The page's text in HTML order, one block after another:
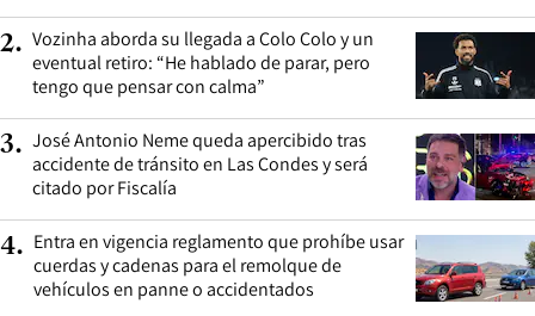
2. Vozinha aborda su llegada a Colo Colo y un
eventual retiro: “He hablado de parar, pero
tengo que pensar con calma”
3. José Antonio Neme queda apercibido tras
accidente de tránsito en Las Condes y será
citado por Fiscalía
4. Entra en vigencia reglamento que prohíbe usar
cuerdas y cadenas para el remolque de
vehículos en panne o accidentados